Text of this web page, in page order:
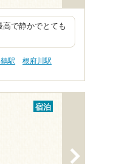
で静かでとても
駅
根府川駅
宿泊